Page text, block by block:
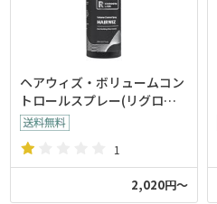
ヘアウィズ・ボリュームコン
トロールスプレー(リグロー
スラボ)
1
2,020円～